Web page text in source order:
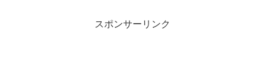
スポンサーリンク